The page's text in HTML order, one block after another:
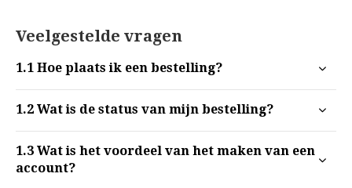
Veelgestelde vragen
1.1 Hoe plaats ik een bestelling?
1.2 Wat is de status van mijn bestelling?
1.3 Wat is het voordeel van het maken van een
account?